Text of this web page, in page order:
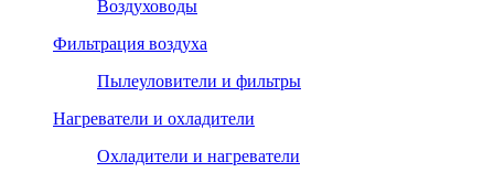
Воздуховоды
Фильтрация воздуха
Пылеуловители и фильтры
Нагреватели и охладители
Охладители и нагреватели